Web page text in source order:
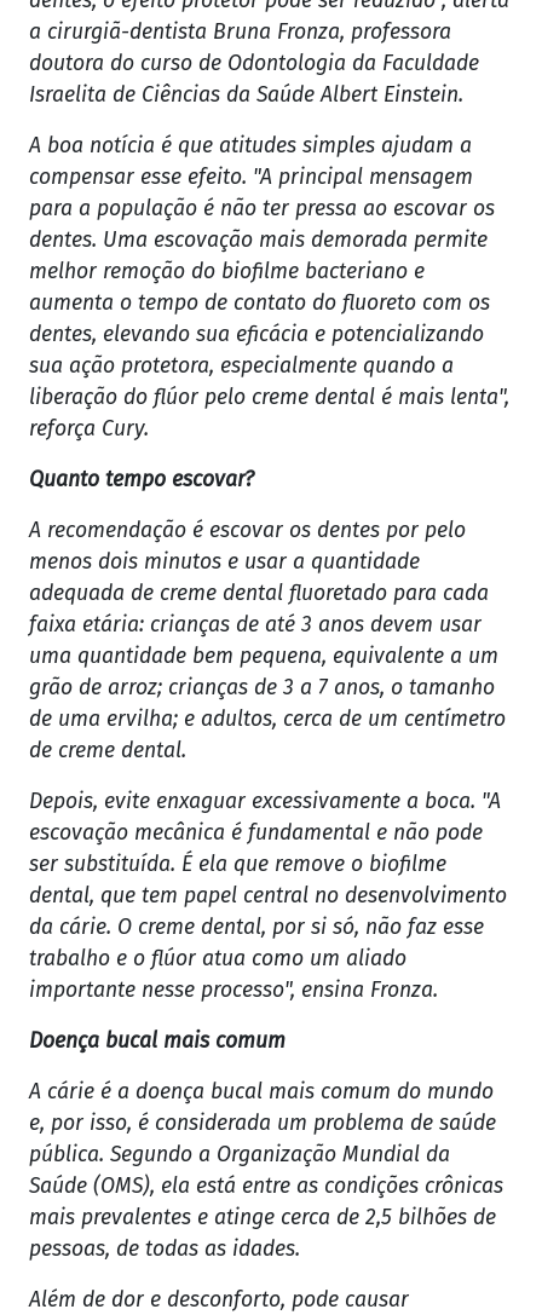
a cirurgiã-dentista Bruna Fronza, professora
doutora do curso de Odontologia da Faculdade
Israelita de Ciências da Saúde Albert Einstein.
A boa notícia é que atitudes simples ajudam a
compensar esse efeito. "A principal mensagem
para a população é não ter pressa ao escovar os
dentes. Uma escovação mais demorada permite
melhor remoção do biofilme bacteriano e
aumenta o tempo de contato do fluoreto com os
dentes, elevando sua eficácia e potencializando
sua ação protetora, especialmente quando a
liberação do flúor pelo creme dental é mais lenta",
reforça Cury.
Quanto tempo escovar?
A recomendação é escovar os dentes por pelo
menos dois minutos e usar a quantidade
adequada de creme dental fluoretado para cada
faixa etária: crianças de até 3 anos devem usar
uma quantidade bem pequena, equivalente a um
grão de arroz; crianças de 3 a 7 anos, o tamanho
de uma ervilha; e adultos, cerca de um centímetro
de creme dental.
Depois, evite enxaguar excessivamente a boca. "A
escovação mecânica é fundamental e não pode
ser substituída. É ela que remove o biofilme
dental, que tem papel central no desenvolvimento
da cárie. O creme dental, por si só, não faz esse
trabalho e o flúor atua como um aliado
importante nesse processo", ensina Fronza.
Doença bucal mais comum
A cárie é a doença bucal mais comum do mundo
e, por isso, é considerada um problema de saúde
pública. Segundo a Organização Mundial da
Saúde (OMS), ela está entre as condições crônicas
mais prevalentes e atinge cerca de 2,5 bilhões de
pessoas, de todas as idades.
Além de dor e desconforto, pode causar